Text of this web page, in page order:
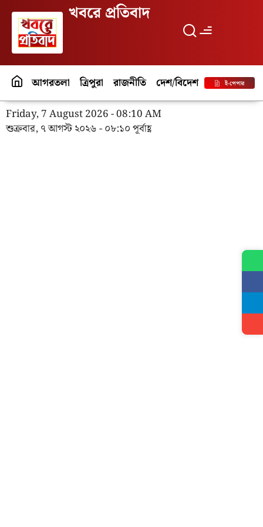
খবরে প্রতিবাদ
আগরতলা ত্রিপুরা রাজনীতি দেশ/বিদেশ পর্যটনই-পেপার
Friday, 7 August 2026 - 08:10 AM
শুক্রবার, ৭ আগস্ট ২০২৬ - ০৮:১০ পূর্বাহ্ণ